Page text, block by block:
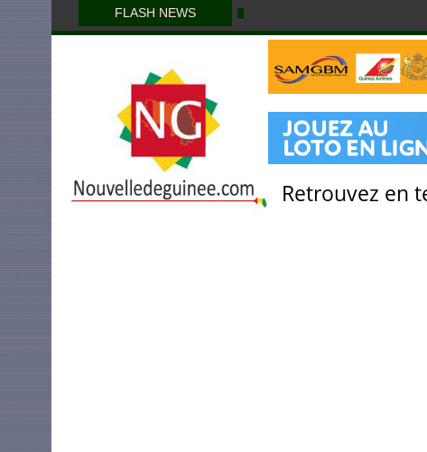
FLASH NEWS
Retrouvez en